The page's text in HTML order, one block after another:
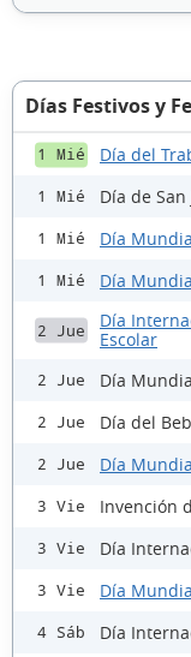
Días Festivos y
1 Mié Día del
1 Mié Día de
1 Mié Día
1 Mié Día
2 Jue
Día
Escolar
2 Jue Día
2 Jue Día del
2 Jue Día
3 Vie Invención
3 Vie Día
3 Vie Día
4 Sáb Día